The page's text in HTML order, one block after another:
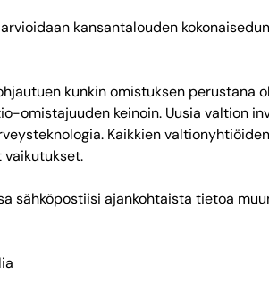
kansantalouden
kunkin omistuksen
omistajuuden keinoin. Uusia valtion
Kaikkien
sähköpostiisi ajankohtaista tietoa